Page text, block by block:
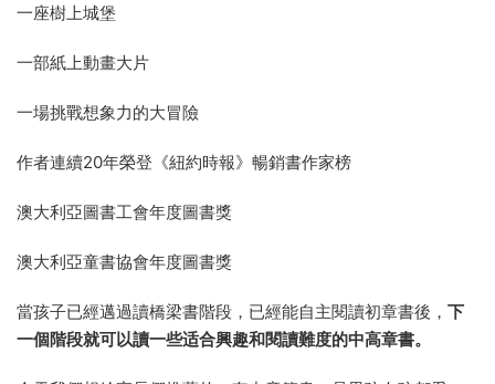
一座樹上城堡
一部紙上動畫大片
一場挑戰想象力的大冒險
作者連續20年榮登《紐約時報》暢銷書作家榜
澳大利亞圖書工會年度圖書獎
澳大利亞童書協會年度圖書獎
當孩子已經邁過讀橋梁書階段，已經能自主閱讀初章書後， 下
一個階段就可以讀一些适合興趣和閱讀難度的中高章書。